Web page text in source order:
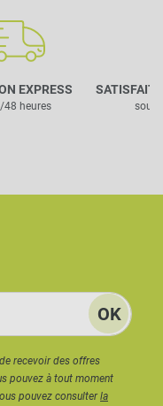
EXPRESS
48 heures
SATISFAIT
sous
recevoir des offres
pouvez à tout moment
pouvez consulterla